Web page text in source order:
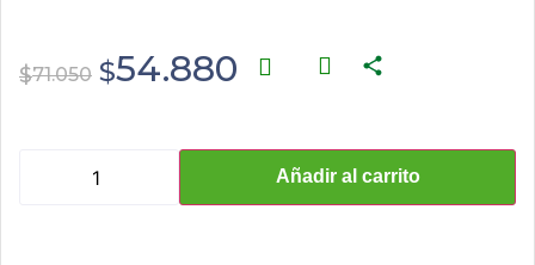
$71.050 $54.880
Añadir al carrito